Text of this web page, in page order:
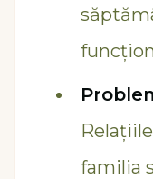
familia